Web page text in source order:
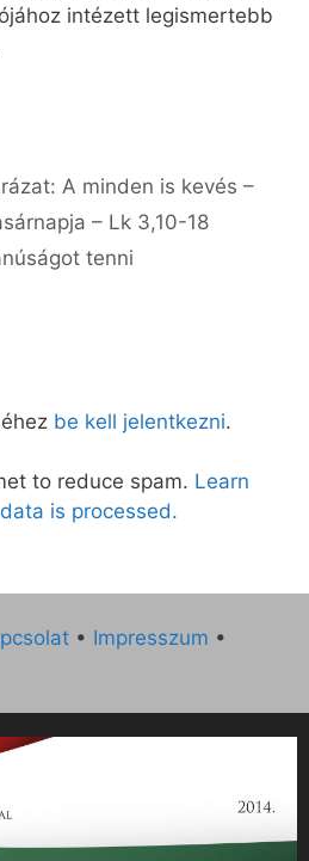
intézett legismertebb
A minden is kevés –
– Lk 3,10-18
tenni
be kell jelentkezni.
to reduce spam. Learn
is processed.
• Impresszum •